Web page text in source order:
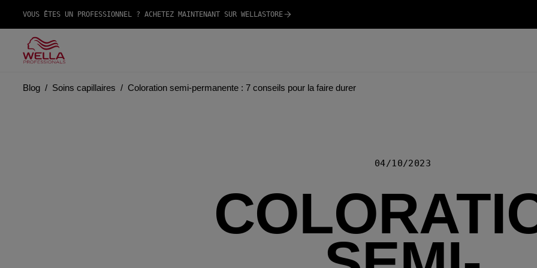
VOUS ÊTES UN PROFESSIONNEL ? ACHETEZ MAINTENANT SUR WELLASTORE
Blog Soins capillaires Coloration semi-permanente : 7 conseils pour la faire durer
04/10/2023